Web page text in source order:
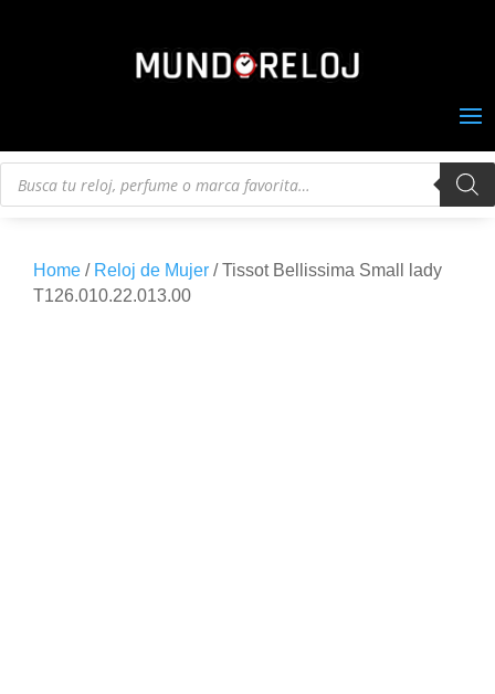
Búsqueda
Home / Reloj de Mujer / Tissot Bellissima Small lady
T126.010.22.013.00